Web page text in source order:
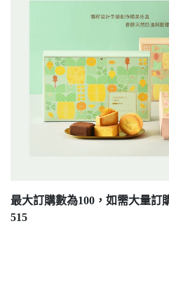
最大訂購數為100，如需大量訂
515